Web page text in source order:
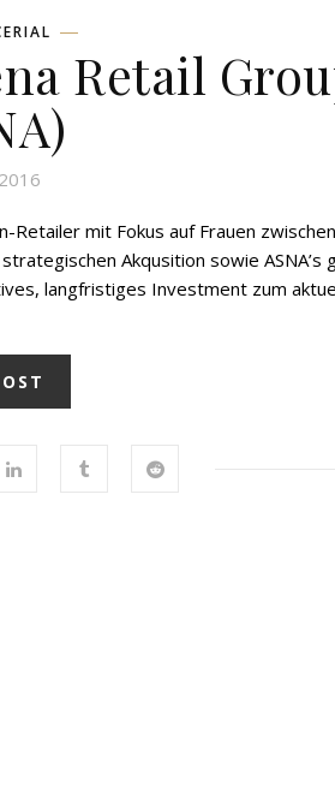
Retail
mit Fokus auf Frauen
Akqusition sowie ASNA’s
langfristiges Investment zum